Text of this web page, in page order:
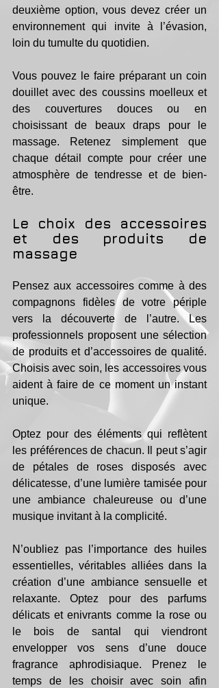
deuxième option, vous devez créer un
environnement qui invite à l’évasion,
loin du tumulte du quotidien.
Vous pouvez le faire préparant un coin
douillet avec des coussins moelleux et
des couvertures douces ou en
choisissant de beaux draps pour le
massage. Retenez simplement que
chaque détail compte pour créer une
atmosphère de tendresse et de bien-
être.
Le choix des accessoires
et des produits de
massage
Pensez aux accessoires comme à des
compagnons fidèles de votre périple
vers la découverte de l’autre. Les
professionnels proposent une sélection
de produits et d’accessoires de qualité.
Choisis avec soin, les accessoires vous
aident à faire de ce moment un instant
unique.
Optez pour des éléments qui reflètent
les préférences de chacun. Il peut s’agir
de pétales de roses disposés avec
délicatesse, d’une lumière tamisée pour
une ambiance chaleureuse ou d’une
musique invitant à la complicité.
N’oubliez pas l’importance des huiles
essentielles, véritables alliées dans la
création d’une ambiance sensuelle et
relaxante. Optez pour des parfums
délicats et enivrants comme la rose ou
le bois de santal qui viendront
envelopper vos sens d’une douce
fragrance aphrodisiaque. Prenez le
temps de les choisir avec soin afin